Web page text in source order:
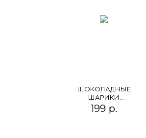
ШОКОЛАДНЫЕ
ШАРИКИ
MALTESERS
199 р.